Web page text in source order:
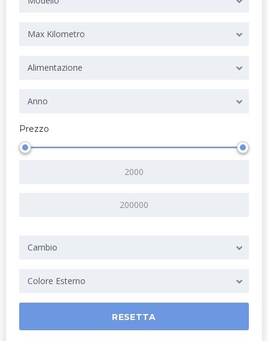
Max Kilometro
Alimentazione
Anno
Prezzo
Cambio
Colore Esterno
RESETTA